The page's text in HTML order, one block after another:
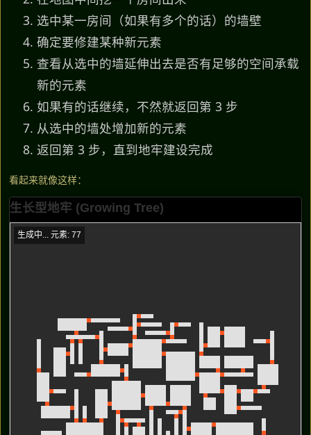
选中某一房间（如果有多个的话）的墙壁
确定要修建某种新元素
查看从选中的墙延伸出去是否有足够的空间承载
新的元素
如果有的话继续，不然就返回第 3 步
从选中的墙处增加新的元素
返回第 3 步，直到地牢建设完成
看起来就像这样：
生长型地牢 (Growing Tree)
生成中... 元素: 87